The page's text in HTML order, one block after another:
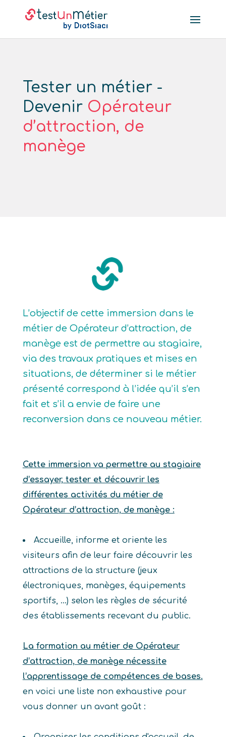
Tester un métier -
Devenir Opérateur
d’attraction, de
manège
L’objectif de cette immersion dans le
métier de Opérateur d’attraction, de
manège est de permettre au stagiaire,
via des travaux pratiques et mises en
situations, de déterminer si le métier
présenté correspond à l’idée qu’il s’en
fait et s’il a envie de faire une
reconversion dans ce nouveau métier.
Cette immersion va permettre au stagiaire
d’essayer, tester et découvrir les
différentes activités du métier de
Opérateur d’attraction, de manège :
Accueille, informe et oriente les
visiteurs afin de leur faire découvrir les
attractions de la structure (jeux
électroniques, manèges, équipements
sportifs, …) selon les règles de sécurité
des établissements recevant du public.
La formation au métier de Opérateur
d’attraction, de manège nécessite
l’apprentissage de compétences de bases.
en voici une liste non exhaustive pour
vous donner un avant goût :